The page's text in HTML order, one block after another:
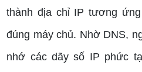
thành địa chỉ IP tương
đúng máy chủ. Nhờ DNS,
nhớ các dãy số IP phức